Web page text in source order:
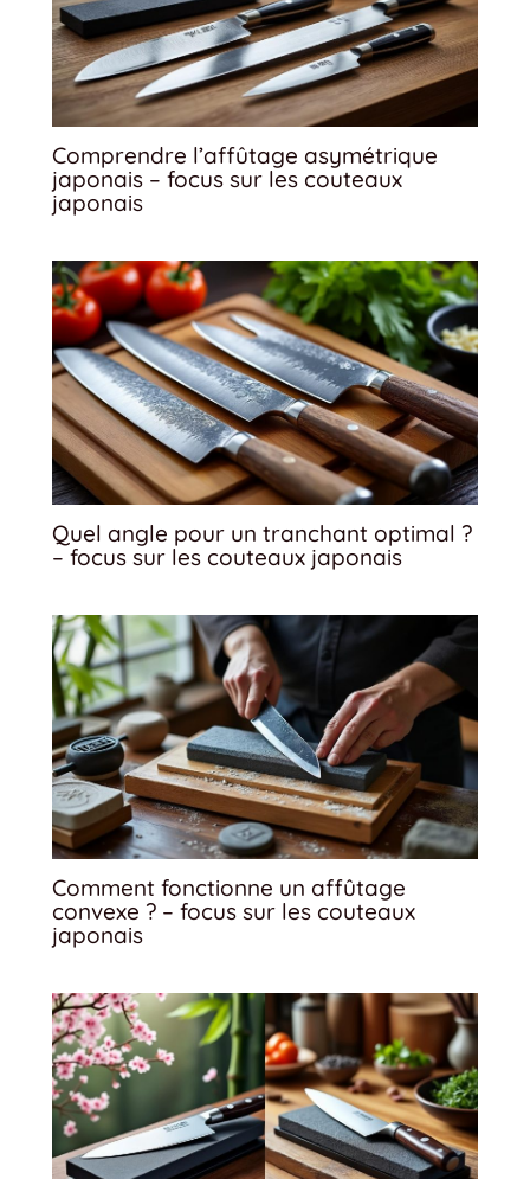
Comprendre l’affûtage asymétrique
japonais – focus sur les couteaux
japonais
Quel angle pour un tranchant optimal ?
– focus sur les couteaux japonais
Comment fonctionne un affûtage
convexe ? – focus sur les couteaux
japonais